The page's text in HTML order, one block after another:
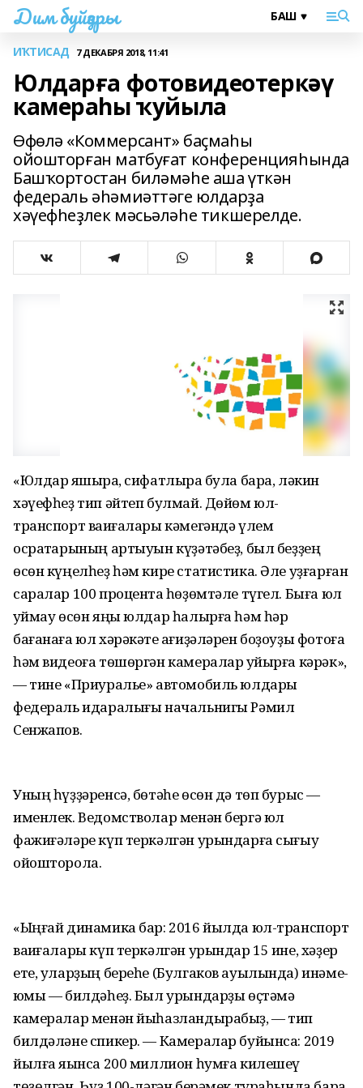
Дим буйҙары
ИҠТИСАД 7 ДЕКАБРЯ 2018, 11:41
Юлдарға фотовидеотеркәү
камераһы ҡуйыла
Өфөлә «Коммерсант» баҫмаһы
ойошторған матбуғат конференцияһында
Башҡортостан биләмәһе аша үткән
федераль әһәмиәттәге юлдарҙа
хәүефһеҙлек мәсьәләһе тикшерелде.
«Юлдар яҡшыраҡ, сифатлыраҡ була бара, ләкин
хәүефһеҙ тип әйтеп булмай. Дөйөм юл-
транспорт ваҡиғалары кәмегәндә үлем
осраҡтарының артыуын күҙәтәбеҙ, был беҙҙең
өсөн күңелһеҙ һәм кире статистика. Әле уҙғарған
саралар 100 процентҡа һөҙөмтәле түгел. Быға юл
ҡуймау өсөн яңы юлдар һалырға һәм һәр
бағанаға юл хәрәкәте ҡағиҙәләрен боҙоуҙы фотоға
һәм видеоға төшөргән камералар ҡуйырға кәрәк»,
— тине «Приуралье» автомобиль юлдары
федераль идаралығы начальнигы Рәмил
Сенжапов.
Уның һүҙҙәренсә, бөтәһе өсөн дә төп бурыс —
именлек. Ведомстволар менән бергә юл
фажиғәләре күп теркәлгән урындарға сығыу
ойошторола.
«Ыңғай динамика бар: 2016 йылда юл-транспорт
ваҡиғалары күп теркәлгән урындар 15 ине, хәҙер
ете, уларҙың береһе (Булгаков ауылында) инәме-
юҡмы — билдәһеҙ. Был урындарҙы өҫтәмә
камералар менән йыһазландырабыҙ, — тип
билдәләне спикер. — Камералар буйынса: 2019
йылға яҡынса 200 миллион һумға килешеү